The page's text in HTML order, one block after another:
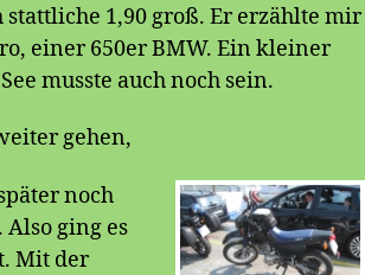
1,90 groß. Er erzählte mir
einer 650er BMW. Ein kleiner
musste auch noch sein.
gehen,
noch
ging es
Mit der